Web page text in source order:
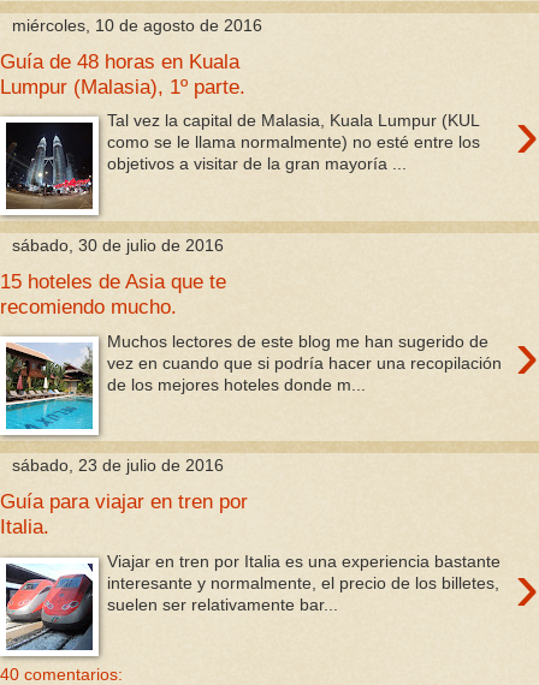
miércoles, 10 de agosto de 2016
Guía de 48 horas en Kuala
Lumpur (Malasia), 1º parte.
›
Tal vez la capital de Malasia, Kuala Lumpur (KUL
como se le llama normalmente) no esté entre los
objetivos a visitar de la gran mayoría ...
sábado, 30 de julio de 2016
15 hoteles de Asia que te
recomiendo mucho.
›
Muchos lectores de este blog me han sugerido de
vez en cuando que si podría hacer una recopilación
de los mejores hoteles donde m...
sábado, 23 de julio de 2016
Guía para viajar en tren por
Italia.
›
Viajar en tren por Italia es una experiencia bastante
interesante y normalmente, el precio de los billetes,
suelen ser relativamente bar...
40 comentarios: